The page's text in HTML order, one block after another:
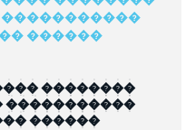
��������
�����������
������